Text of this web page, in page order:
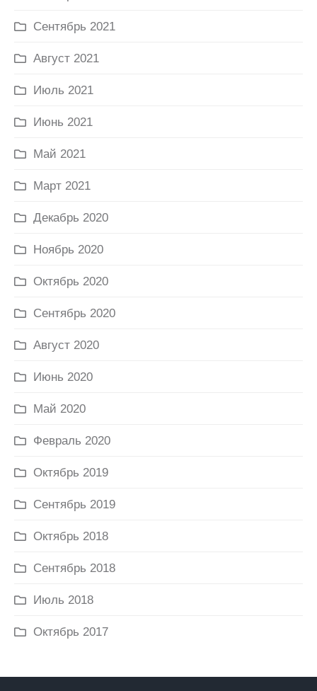
Сентябрь 2021
Август 2021
Июль 2021
Июнь 2021
Май 2021
Март 2021
Декабрь 2020
Ноябрь 2020
Октябрь 2020
Сентябрь 2020
Август 2020
Июнь 2020
Май 2020
Февраль 2020
Октябрь 2019
Сентябрь 2019
Октябрь 2018
Сентябрь 2018
Июль 2018
Октябрь 2017